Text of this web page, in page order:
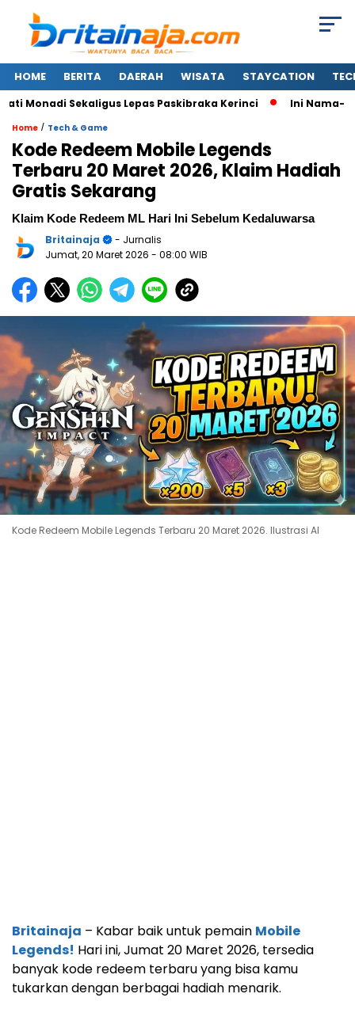
HOME BERITA DAERAH WISATA STAYCATION
Sekaligus Lepas Paskibraka Kerinci Ini Nama-
Home / Tech & Game
Kode Redeem Mobile Legends
Terbaru 20 Maret 2026, Klaim Hadiah
Gratis Sekarang
Klaim Kode Redeem ML Hari Ini Sebelum Kedaluwarsa
Britainaja
- Jurnalis
Jumat, 20 Maret 2026 - 08:00 WIB
Kode Redeem Mobile Legends Terbaru 20 Maret 2026. Ilustrasi AI
Britainaja – Kabar baik untuk pemain Mobile
Legends! Hari ini, Jumat 20 Maret 2026, tersedia
banyak kode redeem terbaru yang bisa kamu
tukarkan dengan berbagai hadiah menarik.